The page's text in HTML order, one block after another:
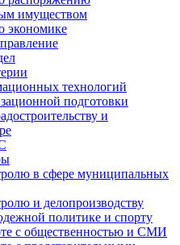
имуществом
экономике
технологий
подготовки
и
в сфере муниципальных
и делопроизводству
политике и спорту
с общественностью и СМИ